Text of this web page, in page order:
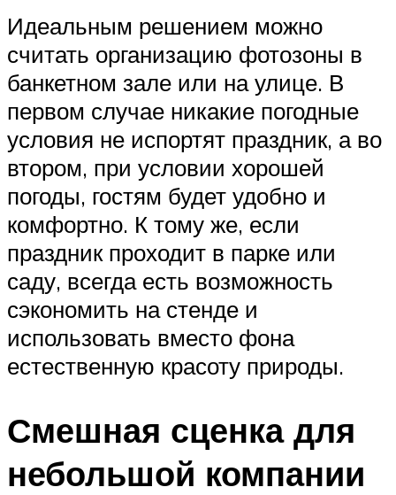
Идеальным решением можно
считать организацию фотозоны в
банкетном зале или на улице. В
первом случае никакие погодные
условия не испортят праздник, а во
втором, при условии хорошей
погоды, гостям будет удобно и
комфортно. К тому же, если
праздник проходит в парке или
саду, всегда есть возможность
сэкономить на стенде и
использовать вместо фона
естественную красоту природы.
Смешная сценка для
небольшой компании